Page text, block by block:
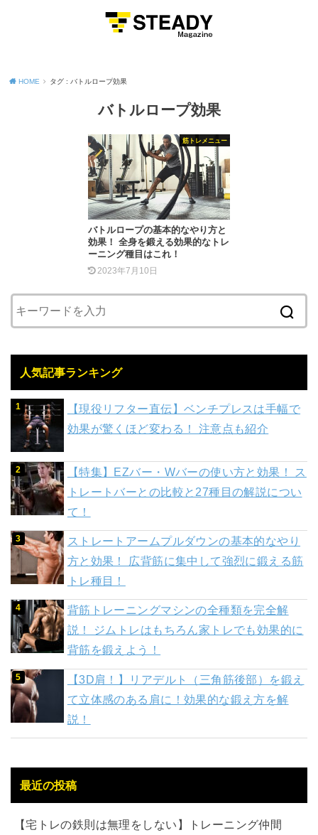
HOME タグ : バトルロープ効果
バトルロープ効果
筋トレメニュー
バトルロープの基本的なやり方と
効果！ 全身を鍛える効果的なトレ
ーニング種目はこれ！
2023年7月10日
人気記事ランキング
【現役リフター直伝】ベンチプレスは手幅で
効果が驚くほど変わる！ 注意点も紹介
【特集】EZバー・Wバーの使い方と効果！ ス
トレートバーとの比較と27種目の解説につい
て！
ストレートアームプルダウンの基本的なやり
方と効果！ 広背筋に集中して強烈に鍛える筋
トレ種目！
背筋トレーニングマシンの全種類を完全解
説！ ジムトレはもちろん家トレでも効果的に
背筋を鍛えよう！
【3D肩！】リアデルト（三角筋後部）を鍛え
て立体感のある肩に！効果的な鍛え方を解
説！
最近の投稿
【宅トレの鉄則は無理をしない】トレーニング仲間